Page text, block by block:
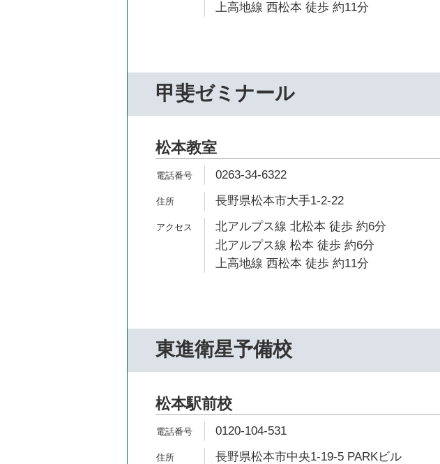
上高地線 西松本 徒歩 約11分
甲斐ゼミナール
松本教室
0263-34-6322
長野県松本市大手1-2-22
北アルプス線 北松本 徒歩 約6分
北アルプス線 松本 徒歩 約6分
上高地線 西松本 徒歩 約11分
東進衛星予備校
松本駅前校
0120-104-531
長野県松本市中央1-19-5 PARKビル